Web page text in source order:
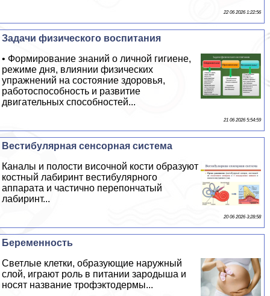
22 06 2026 1:22:56
Задачи физического воспитания
• Формирование знаний о личной гигиене,
режиме дня, влиянии физических
упражнений на состояние здоровья,
работоспособность и развитие
двигательных способностей...
21 06 2026 5:54:59
Вестибулярная сенсорная система
Каналы и полости височной кости образуют
костный лабиринт вестибулярного
аппарата и частично перепончатый
лабиринт...
20 06 2026 3:28:58
Беременность
Светлые клетки, образующие наружный
слой, играют роль в питании зародыша и
носят название трофэктодермы...